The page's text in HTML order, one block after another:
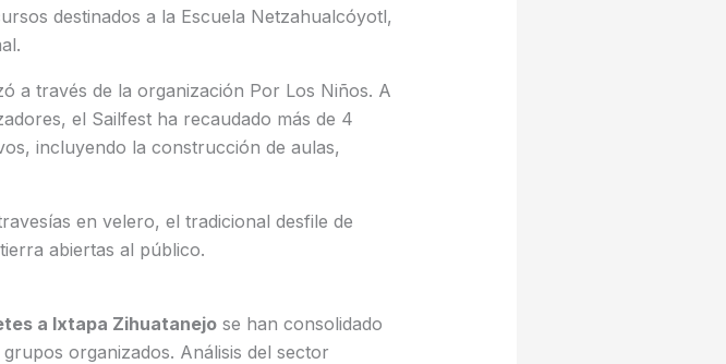
destinados a la Escuela Netzahualcóyotl,
a través de la organización Por Los Niños. A
el Sailfest ha recaudado más de 4
incluyendo la construcción de aulas,
en velero, el tradicional desfile de
abiertas al público.
a Ixtapa Zihuatanejose han consolidado
organizados. Análisis del sector